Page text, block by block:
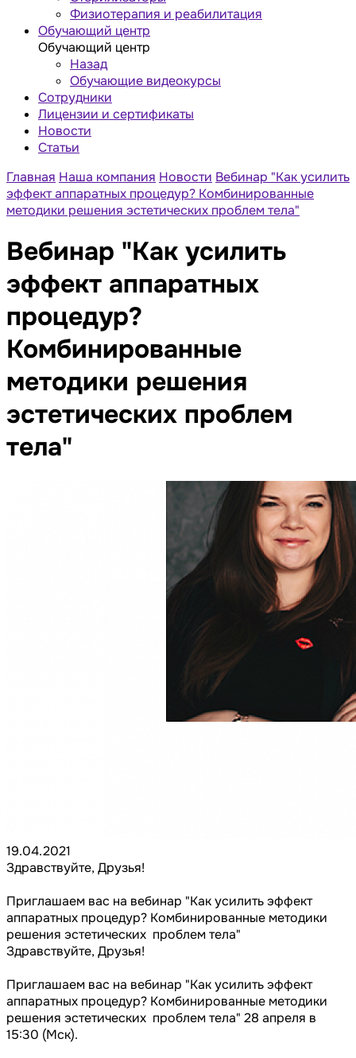
Физиотерапия и реабилитация
Обучающий центр
Обучающий центр
Назад
Обучающие видеокурсы
Сотрудники
Лицензии и сертификаты
Новости
Статьи
Главная Наша компания Новости Вебинар "Как усилить
эффект аппаратных процедур? Комбинированные
методики решения эстетических проблем тела"
Вебинар "Как усилить
эффект аппаратных
процедур?
Комбинированные
методики решения
эстетических проблем
тела"
19.04.2021
Здравствуйте, Друзья!
Приглашаем вас на вебинар "Как усилить эффект
аппаратных процедур? Комбинированные методики
решения эстетических проблем тела"
Здравствуйте, Друзья!
Приглашаем вас на вебинар "Как усилить эффект
аппаратных процедур? Комбинированные методики
решения эстетических проблем тела" 28 апреля в
15:30 (Мск).